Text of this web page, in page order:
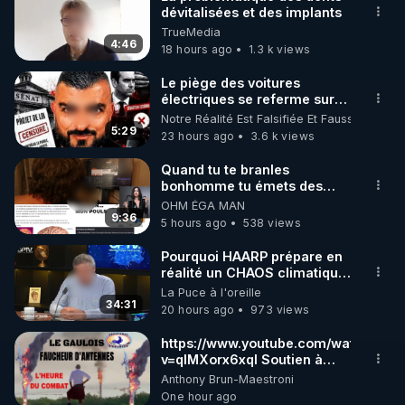
🌱 INSTAGRAM
https://www.instagram.com/rdlr_thierrycasasnovas/
http://rgnr.li/instagram
🌱 LA NEWSLETTER
Pour ne pas rater l’actualité RGNR (stages,
http://rgnr.li/news
🌱 VIDÉOS NON CENSURÉES SUR ODYSEE
Toutes les vidéos Youtube sont aussi sur la
http://rgnr.li/odysee
🌱 LES STAGES EN PRÉSENTIEL
http://rgnr.li/stages
4:46
dévitalisées et des implants
TrueMedia
18 hours ago
1.3 k views
5:29
Le piège des voitures
électriques se referme sur
les usagers !
Notre Réalité Est Falsifiée Et Fausse
23 hours ago
3.6 k views
9:36
Quand tu te branles
bonhomme tu émets des
ondes ils ont juste omis de
t'expliquer
OHM ÉGA MAN
5 hours ago
538 views
34:31
Pourquoi HAARP prépare en
réalité un CHAOS climatique,
on répond
La Puce à l'oreille
20 hours ago
973 views
https://www.youtube.com/watch?
v=qlMXorx6xqI Soutien à
tous les gardiens du Vivant
Anthony Brun-Maestroni
One hour ago